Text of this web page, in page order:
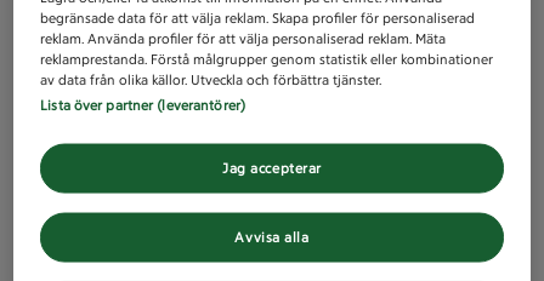
begränsade data för att välja reklam. Skapa profiler för personaliserad
reklam. Använda profiler för att välja personaliserad reklam. Mäta
reklamprestanda. Förstå målgrupper genom statistik eller kombinationer
av data från olika källor. Utveckla och förbättra tjänster.
Lista över partner (leverantörer)
Avvisa alla
Jag accepterar